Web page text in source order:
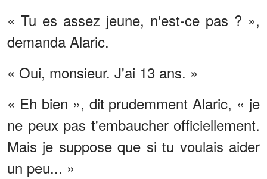
« Tu es assez jeune, n'est-ce pas ? »,
demanda Alaric.
« Oui, monsieur. J'ai 13 ans. »
« Eh bien », dit prudemment Alaric, « je
ne peux pas t'embaucher officiellement.
Mais je suppose que si tu voulais aider
un peu... »